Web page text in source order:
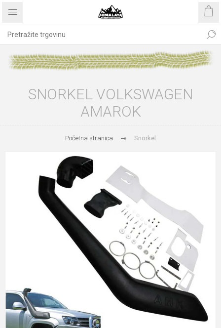
SNORKEL VOLKSWAGEN
AMAROK
Početna stranica Snorkel